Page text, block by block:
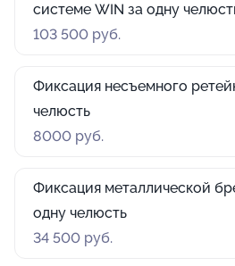
системе WIN за одну
103 500 руб.
Фиксация несъемного
челюсть
8000 руб.
Фиксация металлической
одну челюсть
34 500 руб.